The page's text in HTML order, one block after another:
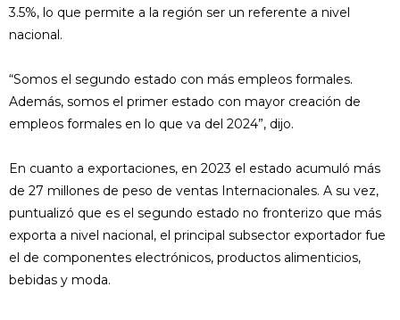
3.5%, lo que permite a la región ser un referente a nivel
nacional.
“Somos el segundo estado con más empleos formales.
Además, somos el primer estado con mayor creación de
empleos formales en lo que va del 2024”, dijo.
En cuanto a exportaciones, en 2023 el estado acumuló más
de 27 millones de peso de ventas Internacionales. A su vez,
puntualizó que es el segundo estado no fronterizo que más
exporta a nivel nacional, el principal subsector exportador fue
el de componentes electrónicos, productos alimenticios,
bebidas y moda.